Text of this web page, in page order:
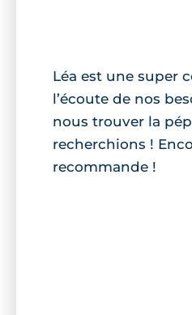
Léa est une super
l’écoute de nos
nous trouver la
recherchions !
recommande !